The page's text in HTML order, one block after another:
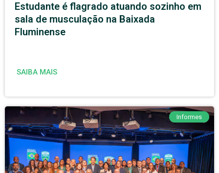
Estudante é flagrado atuando sozinho em
sala de musculação na Baixada
Fluminense
SAIBA MAIS
Informes